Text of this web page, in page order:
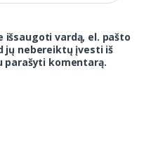
išsaugoti vardą, el. pašto
jų nebereiktų įvesti iš
parašyti komentarą.